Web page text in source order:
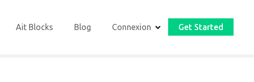
Ait Blocks Blog Connexion Get Started